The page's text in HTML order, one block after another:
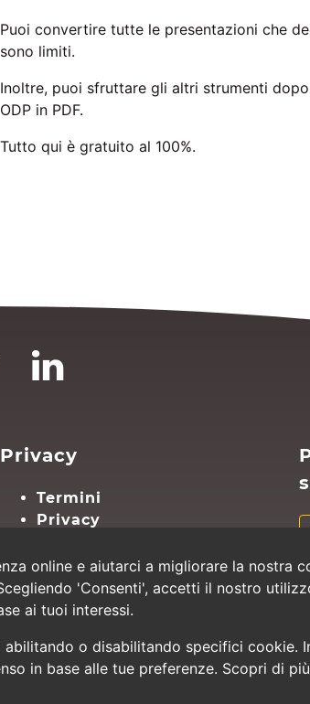
Puoi convertire tutte le presentazioni che
sono limiti.
Inoltre, puoi sfruttare gli altri strumenti
ODP in PDF.
Tutto qui è gratuito al 100%.
Privacy
Termini
Privacy
online e aiutarci a migliorare la nostra
'Consenti', accetti il nostro
ai tuoi interessi.
o disabilitando specifici cookie.
in base alle tue preferenze. Scopri di